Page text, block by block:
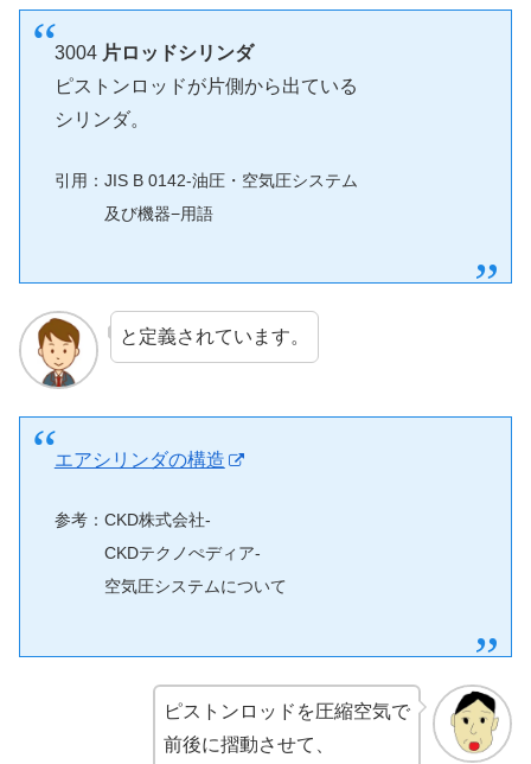
3004 片ロッドシリンダ
ピストンロッドが片側から出ている
シリンダ。
引用：JIS B 0142-油圧・空気圧システム
及び機器−用語
と定義されています。
エアシリンダの構造
参考：CKD株式会社-
CKDテクノぺディア-
空気圧システムについて
ピストンロッドを圧縮空気で
前後に摺動させて、